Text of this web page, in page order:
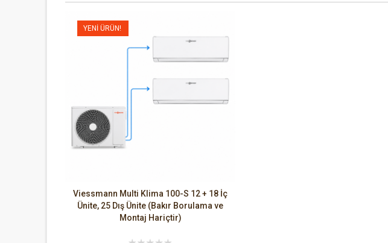
Viessmann Multi Klima 100-S 12 + 18 İç
Ünite, 25 Dış Ünite (Bakır Borulama ve
Montaj Hariçtir)
YENI ÜRÜN!